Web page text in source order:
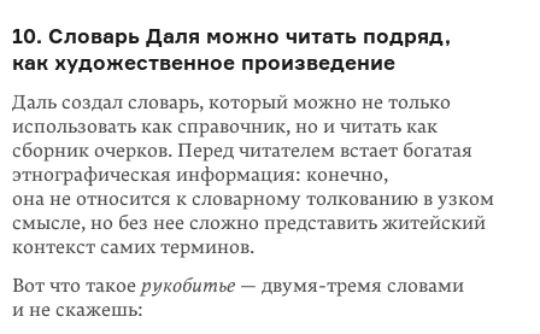
10. Словарь Даля можно читать подряд,
как художественное произведение
Даль создал словарь, который можно не только
использовать как справочник, но и читать как
сборник очерков. Перед читателем встает богатая
этногра­фическая информация: конечно,
она не относится к словарному толкованию в узком
смысле, но без нее сложно представить житейский
контекст самих терминов.
Вот что такое рукобитье — двумя-тремя словами
и не скажешь: